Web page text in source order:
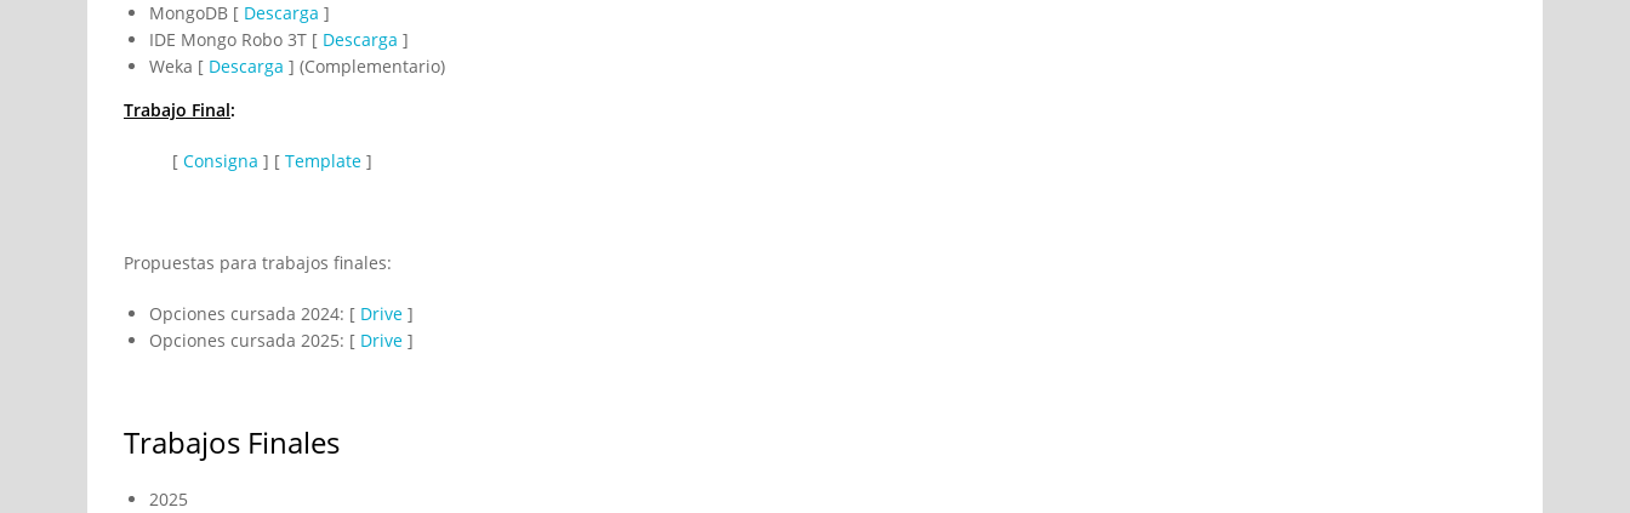
MongoDB [ Descarga ]
IDE Mongo Robo 3T [ Descarga ]
Weka [ Descarga ] (Complementario)
Trabajo Final:
[ Consigna ] [ Template ]
Propuestas para trabajos finales:
Opciones cursada 2024: [ Drive ]
Opciones cursada 2025: [ Drive ]
Trabajos Finales
2025